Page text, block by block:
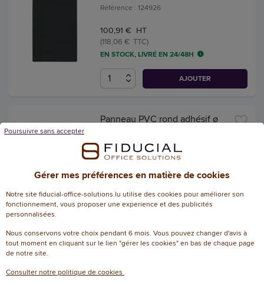
Référence : 124926
100,91 € HT
(118,06 € TTC)
EN STOCK, LIVRÉ EN 24/48H
AJOUTER
Panneau PVC rond adhésif ø
Référence : 107424
13,34 € HT
(15,61 € TTC)
EN STOCK, LIVRÉ EN 24/48H
280mm Entrée interdite
Gérer mes préférences en matière de cookies
Notre site fiducial-office-solutions.lu utilise des cookies pour améliorer son
fonctionnement, vous proposer une experience et des publicités
personnalisées.
Nous conservons votre choix pendant 6 mois. Vous pouvez changer d'avis à
tout moment en cliquant sur le lien "gérer les cookies" en bas de chaque page
de notre site.
Consulter notre politique de cookies
Poursuivre sans accepter